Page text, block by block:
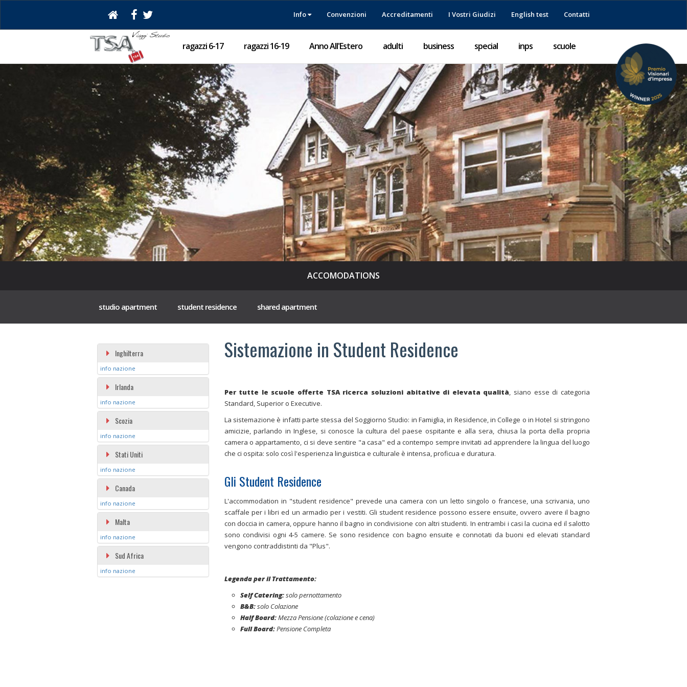
Info Convenzioni Accreditamenti I Vostri Giudizi English test Contatti
ragazzi 6-17 ragazzi 16-19 Anno All'Estero adulti business special inps scuole
ACCOMODATIONS
studio apartment student residence shared apartment
Inghilterra
info nazione
Irlanda
info nazione
Scozia
info nazione
Stati Uniti
info nazione
Canada
info nazione
Malta
info nazione
Sud Africa
info nazione
Sistemazione in Student Residence
Per tutte le scuole offerte TSA ricerca soluzioni abitative di elevata qualità, siano esse di categoria
Standard, Superior o Executive.
La sistemazione è infatti parte stessa del Soggiorno Studio: in Famiglia, in Residence, in College o in Hotel si stringono
amicizie, parlando in Inglese, si conosce la cultura del paese ospitante e alla sera, chiusa la porta della propria
camera o appartamento, ci si deve sentire "a casa" ed a contempo sempre invitati ad apprendere la lingua del luogo
che ci ospita: solo così l'esperienza linguistica e culturale è intensa, proficua e duratura.
Gli Student Residence
L'accommodation in "student residence" prevede una camera con un letto singolo o francese, una scrivania, uno
scaffale per i libri ed un armadio per i vestiti. Gli student residence possono essere ensuite, ovvero avere il bagno
con doccia in camera, oppure hanno il bagno in condivisione con altri studenti. In entrambi i casi la cucina ed il salotto
sono condivisi ogni 4-5 camere. Se sono residence con bagno ensuite e connotati da buoni ed elevati standard
vengono contraddistinti da "Plus".
Legenda per il Trattamento:
Self Catering:solo pernottamento
B&B:solo Colazione
Half Board:Mezza Pensione (colazione e cena)
Full Board:Pensione Completa